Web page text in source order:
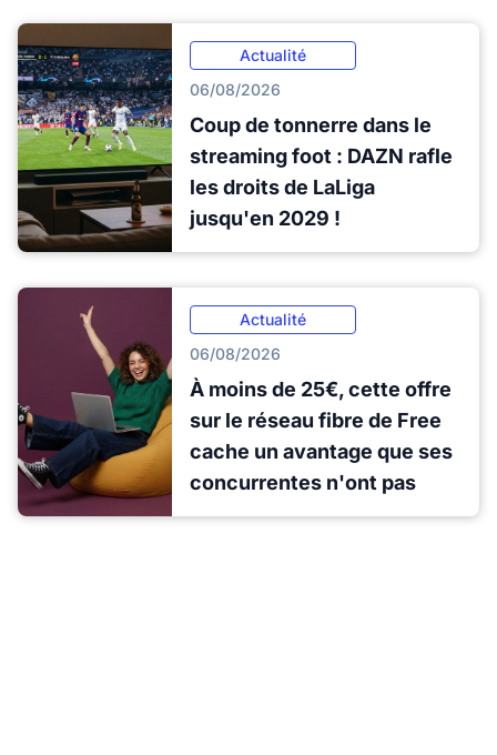
Actualité
06/08/2026
Coup de tonnerre dans le
streaming foot : DAZN rafle
les droits de LaLiga
jusqu'en 2029 !
Actualité
06/08/2026
À moins de 25€, cette offre
sur le réseau fibre de Free
cache un avantage que ses
concurrentes n'ont pas